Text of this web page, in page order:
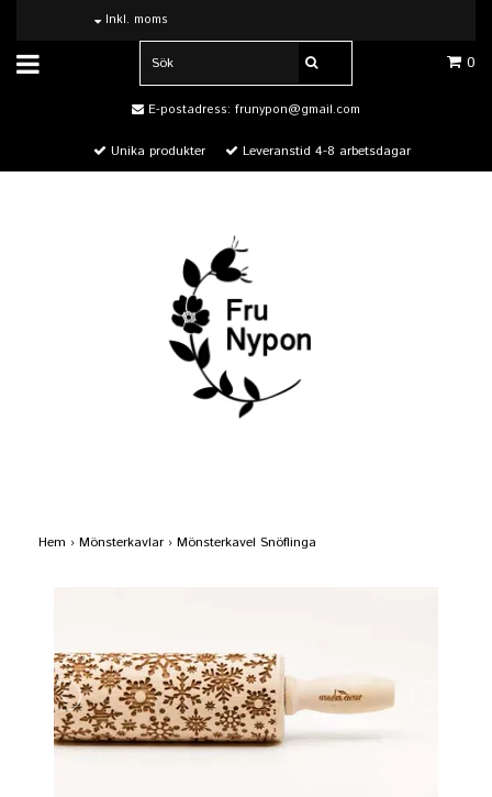
Inkl. moms
0
E-postadress: frunypon@gmail.com
Unika produkter Leveranstid 4-8 arbetsdagar
Hem › Mönsterkavlar › Mönsterkavel Snöflinga